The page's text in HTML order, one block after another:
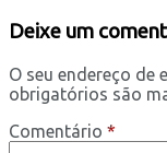
Deixe um
O seu endereço de
obrigatórios são
Comentário *